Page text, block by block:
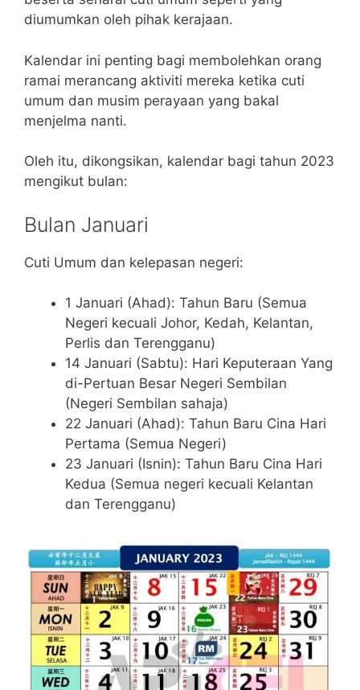
diumumkan oleh pihak kerajaan.
Kalendar ini penting bagi membolehkan orang
ramai merancang aktiviti mereka ketika cuti
umum dan musim perayaan yang bakal
menjelma nanti.
Oleh itu, dikongsikan, kalendar bagi tahun 2023
mengikut bulan:
Bulan Januari
Cuti Umum dan kelepasan negeri:
1 Januari (Ahad): Tahun Baru (Semua
Negeri kecuali Johor, Kedah, Kelantan,
Perlis dan Terengganu)
14 Januari (Sabtu): Hari Keputeraan Yang
di-Pertuan Besar Negeri Sembilan
(Negeri Sembilan sahaja)
22 Januari (Ahad): Tahun Baru Cina Hari
Pertama (Semua Negeri)
23 Januari (Isnin): Tahun Baru Cina Hari
Kedua (Semua negeri kecuali Kelantan
dan Terengganu)